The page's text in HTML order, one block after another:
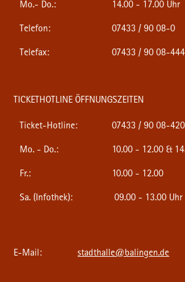
Mo.- Do.: 14.00 - 17.00 Uhr
Telefon: 07433 / 90 08-0
Telefax: 07433 / 90 08-444
TICKETHOTLINE ÖFFNUNGSZEITEN
Ticket-Hotline: 07433 / 90 08-420
Mo. - Do.: 10.00 - 12.00 &
Fr.: 10.00 - 12.00
Sa. (Infothek): 09.00 - 13.00 Uhr
E-Mail: stadthalle@balingen.de